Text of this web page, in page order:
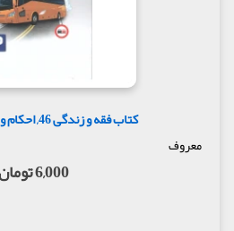
کتاب فقه و زندگی 46, احکام و آداب رانندگان
معروف
6,000 تومان